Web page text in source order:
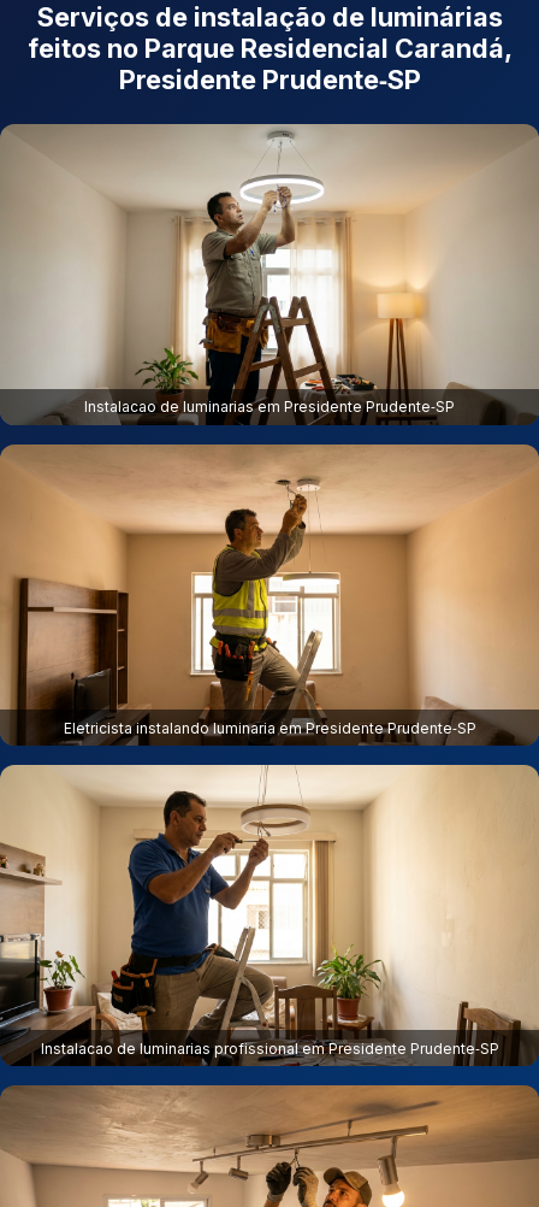
Serviços de instalação de luminárias
feitos no Parque Residencial Carandá,
Presidente Prudente‑SP
Instalacao de luminarias em Presidente Prudente‑SP
Eletricista instalando luminaria em Presidente Prudente‑SP
Instalacao de luminarias profissional em Presidente Prudente‑SP